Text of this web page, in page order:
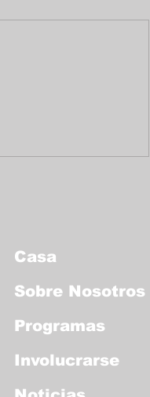
Casa
Sobre Nosotros
Programas
Involucrarse